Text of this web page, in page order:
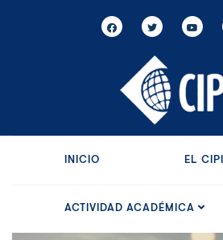
INICIO EL CIPI
ACTIVIDAD ACADÉMICA